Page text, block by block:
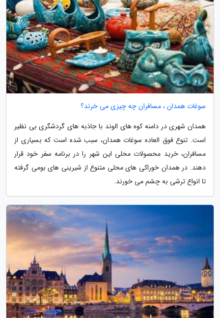
سوغات همدان ، مسافران چه چیزی می خرند؟
همدان شهری در دامنه کوه های الوند با جاذبه های گردشگری بی نظیر
است. تنوع فوق العاده سوغات همدان، سبب شده است که بسیاری از
مسافران، خرید محصولات محلی این شهر را در برنامه سفر خود قرار
دهند. در همدان خوراکی های محلی متنوع از شیرینی های بومی گرفته
تا انواع ترشی به چشم می خورند.